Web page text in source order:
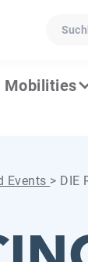
Mobilities
Events > DIE